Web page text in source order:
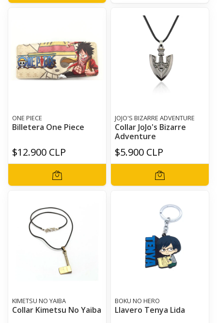
ONE PIECE
Billetera One Piece
$12.900 CLP
JOJO'S BIZARRE ADVENTURE
Collar JoJo's Bizarre
Adventure
$5.900 CLP
KIMETSU NO YAIBA
Collar Kimetsu No Yaiba
BOKU NO HERO
Llavero Tenya Lida